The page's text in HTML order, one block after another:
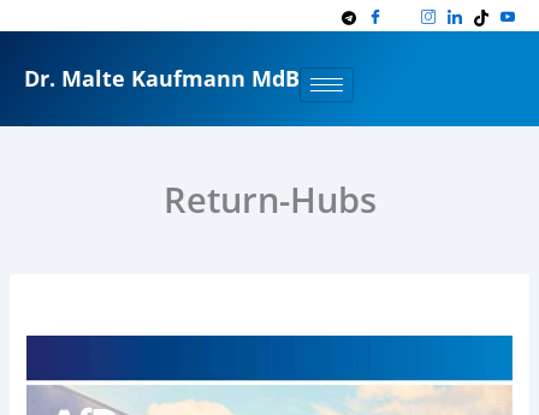
springen
Dr. Malte Kaufmann MdB
Return-Hubs